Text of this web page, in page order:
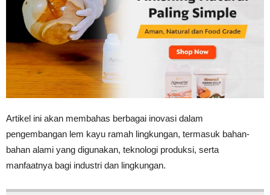
Artikel ini akan membahas berbagai inovasi dalam
pengembangan lem kayu ramah lingkungan, termasuk bahan-
bahan alami yang digunakan, teknologi produksi, serta
manfaatnya bagi industri dan lingkungan.